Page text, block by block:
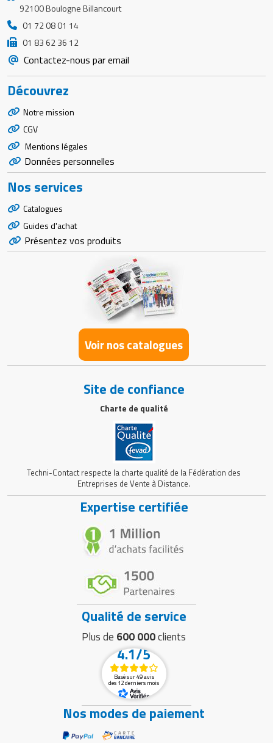
92100 Boulogne Billancourt
01 72 08 01 14
01 83 62 36 12
Contactez-nous par email
Découvrez
Notre mission
CGV
Mentions légales
Données personnelles
Nos services
Catalogues
Guides d'achat
Présentez vos produits
Voir nos catalogues
Site de confiance
Charte de qualité
Techni-Contact respecte la charte qualité de la Fédération des
Entreprises de Vente à Distance.
Expertise certifiée
Qualité de service
Plus de 600 000clients
4.1/5
Basé sur 49 avis
des 12 derniers mois
Nos modes de paiement